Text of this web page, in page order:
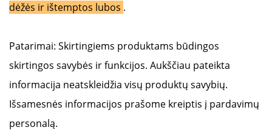
dėžės ir ištemptos lubos .
Patarimai: Skirtingiems produktams būdingos
skirtingos savybės ir funkcijos. Aukščiau pateikta
informacija neatskleidžia visų produktų savybių.
Išsamesnės informacijos prašome kreiptis į pardavimų
personalą.